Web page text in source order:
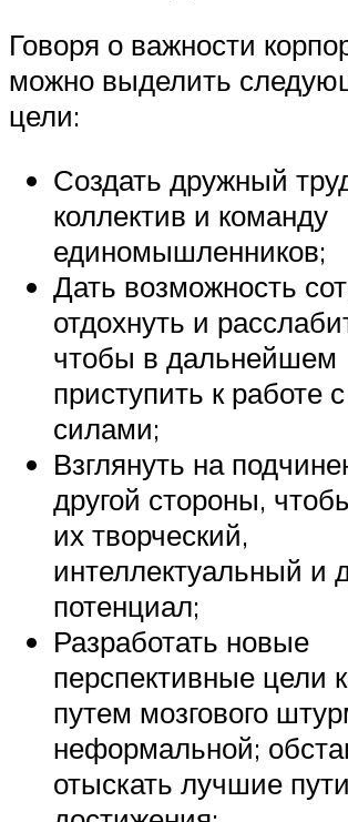
Говоря о важности
можно выделить
цели:
Создать дружный
коллектив и команду
единомышленников;
Дать возможность
отдохнуть и
чтобы в дальнейшем
приступить к работе
силами;
Взглянуть на
другой стороны,
их творческий,
интеллектуальный и
потенциал;
Разработать новые
перспективные цели
путем мозгового
неформальной;
отыскать лучшие